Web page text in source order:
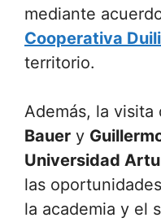
mediante
Cooperativa
territorio.
Además, la visita
Bauer y
Universidad
las
la academia y el